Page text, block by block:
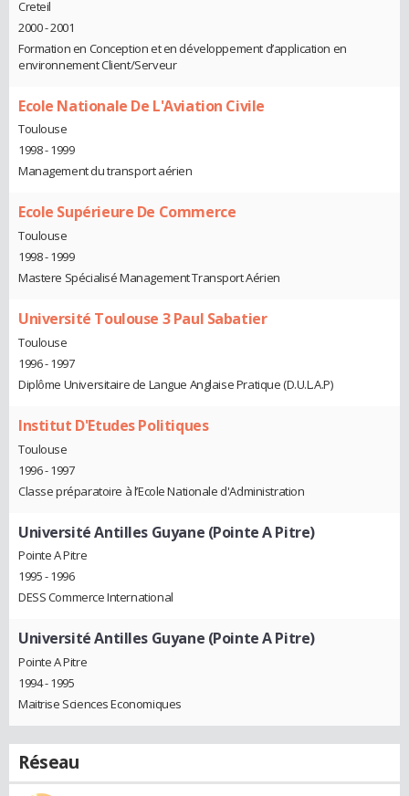
Creteil
2000 - 2001
Formation en Conception et en développement d’application en
environnement Client/Serveur
Ecole Nationale De L'Aviation Civile
Toulouse
1998 - 1999
Management du transport aérien
Ecole Supérieure De Commerce
Toulouse
1998 - 1999
Mastere Spécialisé Management Transport Aérien
Université Toulouse 3 Paul Sabatier
Toulouse
1996 - 1997
Diplôme Universitaire de Langue Anglaise Pratique (D.U.L.A.P)
Institut D'Etudes Politiques
Toulouse
1996 - 1997
Classe préparatoire à l’Ecole Nationale d'Administration
Université Antilles Guyane (Pointe A Pitre)
Pointe A Pitre
1995 - 1996
DESS Commerce International
Université Antilles Guyane (Pointe A Pitre)
Pointe A Pitre
1994 - 1995
Maitrise Sciences Economiques
Réseau